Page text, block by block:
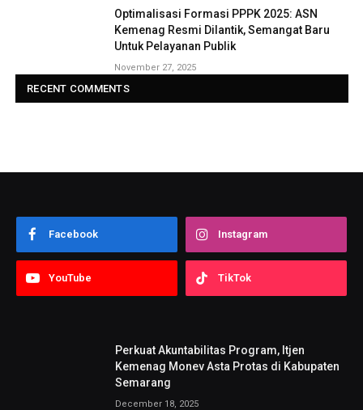
Optimalisasi Formasi PPPK 2025: ASN
Kemenag Resmi Dilantik, Semangat Baru
Untuk Pelayanan Publik
November 27, 2025
RECENT COMMENTS
Facebook Instagram
YouTube TikTok
Perkuat Akuntabilitas Program, Itjen
Kemenag Monev Asta Protas di Kabupaten
Semarang
December 18, 2025